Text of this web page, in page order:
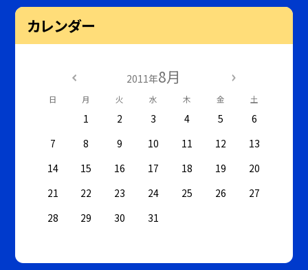
カレンダー
2011年8月
日 月 火 水 木 金 土
1 2 3 4 5
6
7
8 9 10 11 12
13
14
15 16 17 18 19
20
21
22 23 24 25 26
27
28
29 30 31